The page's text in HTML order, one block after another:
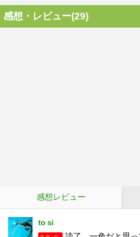
感想・レビュー(29)
感想レビュー
to si